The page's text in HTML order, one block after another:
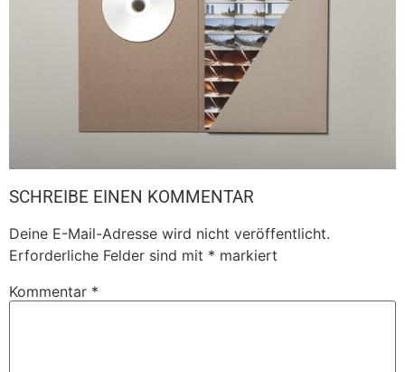
SCHREIBE EINEN KOMMENTAR
Deine E-Mail-Adresse wird nicht veröffentlicht.
Erforderliche Felder sind mit * markiert
Kommentar *